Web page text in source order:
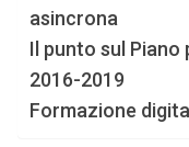
asincrona
Il punto sul
2016-2019
Formazione